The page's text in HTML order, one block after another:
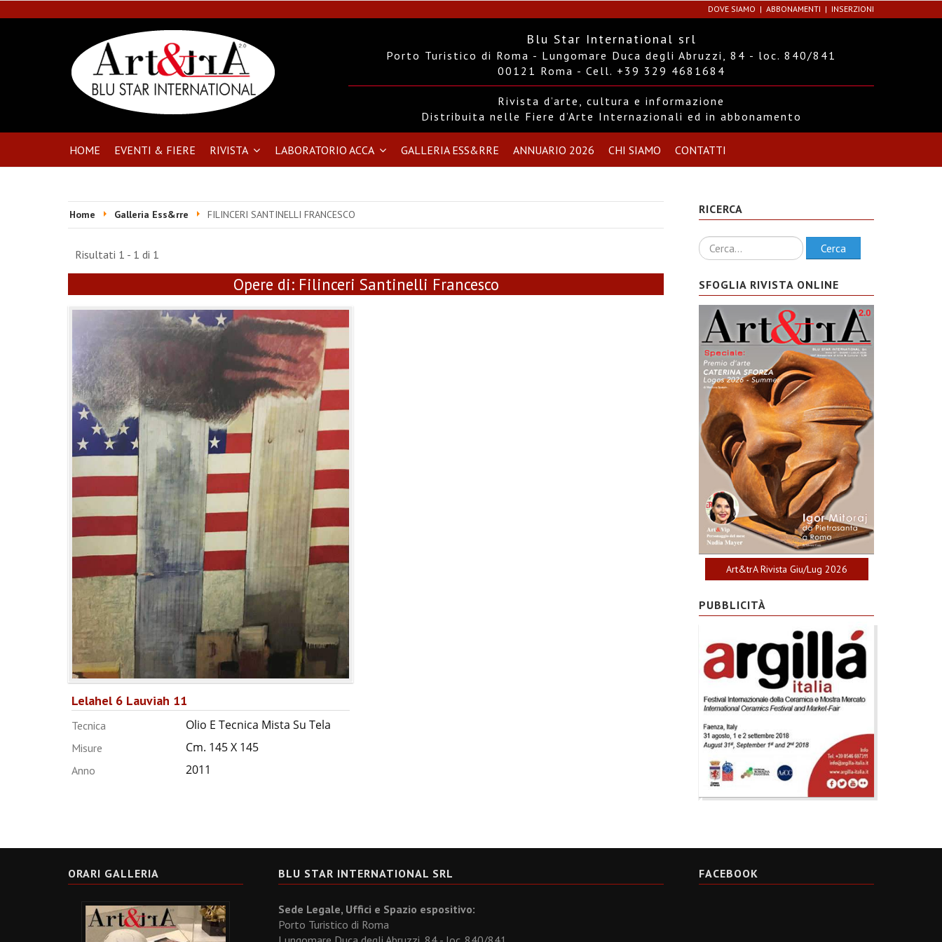
DOVE SIAMO ABBONAMENTI INSERZIONI
Blu Star International srl
Porto Turistico di Roma - Lungomare Duca degli Abruzzi, 84 - loc. 840/841
00121 Roma - Cell. +39 329 4681684
Rivista d’arte, cultura e informazione
Distribuita nelle Fiere d’Arte Internazionali ed in abbonamento
HOME EVENTI & FIERE RIVISTA LABORATORIO ACCA GALLERIA ESS&RRE ANNUARIO 2026 CHI SIAMO CONTATTI
Home Galleria Ess&rre FILINCERI SANTINELLI FRANCESCO
Risultati 1 - 1 di 1
Opere di:Filinceri Santinelli Francesco
Lelahel 6 Lauviah 11
Tecnica Olio E Tecnica Mista Su Tela
Misure Cm. 145 X 145
Anno 2011
RICERCA
Ricerca Cerca
SFOGLIA RIVISTA ONLINE
Art&trA Rivista Giu/Lug 2026
PUBBLICITÀ
ORARI GALLERIA BLU STAR INTERNATIONAL SRL
Sede Legale, Uffici e Spazio espositivo:
Porto Turistico di Roma
FACEBOOK